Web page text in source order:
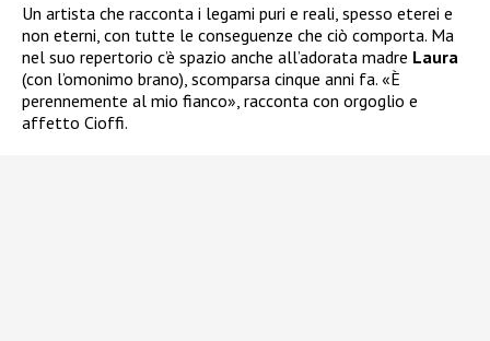
Un artista che racconta i legami puri e reali, spesso eterei e
non eterni, con tutte le conseguenze che ciò comporta. Ma
nel suo repertorio c’è spazio anche all’adorata madre Laura
(con l’omonimo brano), scomparsa cinque anni fa. «È
perennemente al mio fianco», racconta con orgoglio e
affetto Cioffi.